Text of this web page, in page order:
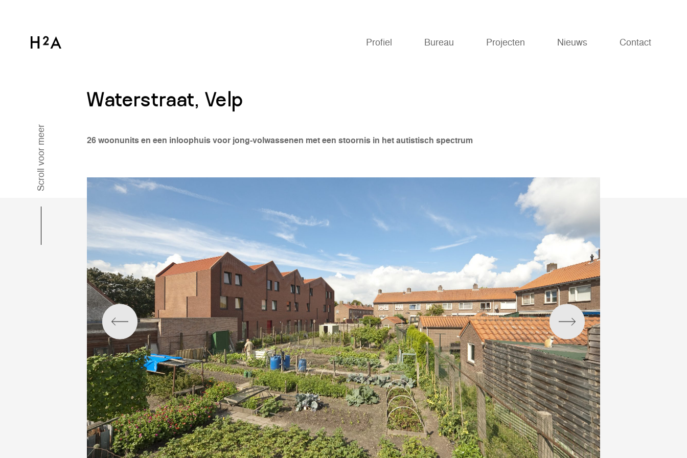
Profiel Bureau Projecten Nieuws Contact
Waterstraat, Velp
26 woonunits en een inloophuis voor jong-volwassenen met een stoornis in het autistisch spectrum
Scroll voor meer